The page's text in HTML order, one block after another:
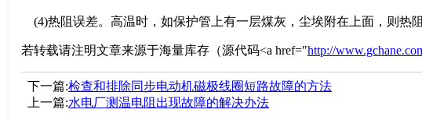
(4)热阻误差。高温时，如保护管上有一层煤灰，尘埃附在上面，则热
若转载请注明文章来源于海量库存（源代码<a href="http://
下一篇:检查和排除同步电动机磁极线圈短路故障的方法
上一篇:水电厂测温电阻出现故障的解决办法